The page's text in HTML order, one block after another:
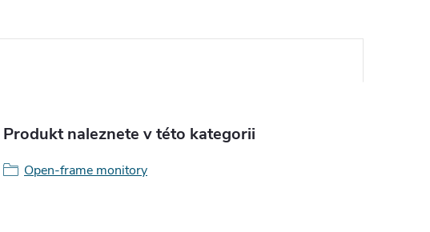
Produkt naleznete v této kategorii
Open-frame monitory